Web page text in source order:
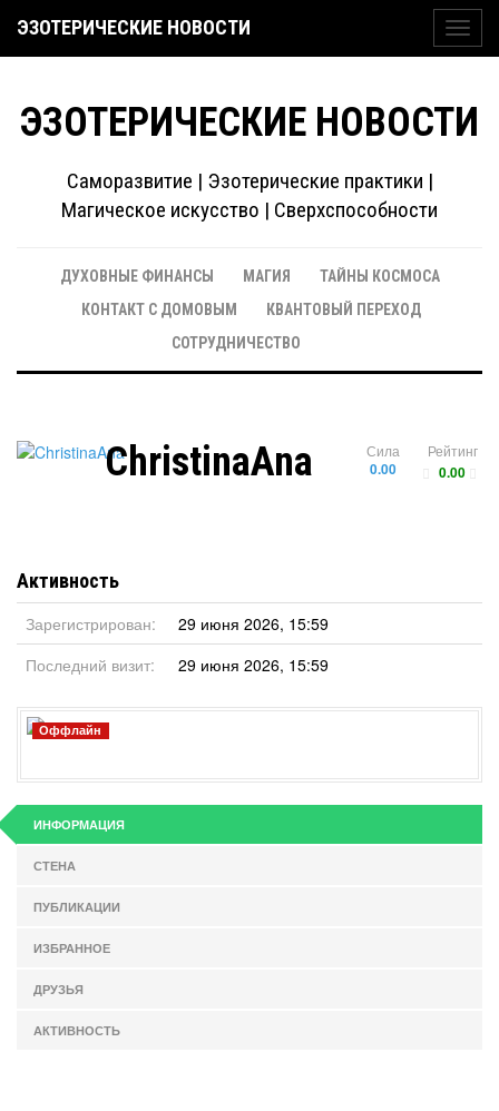
ЭЗОТЕРИЧЕСКИЕ НОВОСТИ
ЭЗОТЕРИЧЕСКИЕ НОВОСТИ
Саморазвитие | Эзотерические практики |
Магическое искусство | Сверхспособности
ДУХОВНЫЕ ФИНАНСЫ МАГИЯ
ТАЙНЫ КОСМОСА
КОНТАКТ С ДОМОВЫМ
КВАНТОВЫЙ ПЕРЕХОД
СОТРУДНИЧЕСТВО
Рейтинг
0.00
Сила
0.00
ChristinaAna
Активность
Зарегистрирован:
29 июня 2026, 15:59
Последний визит:
29 июня 2026, 15:59
Оффлайн
ИНФОРМАЦИЯ
СТЕНА
ПУБЛИКАЦИИ
ИЗБРАННОЕ
ДРУЗЬЯ
АКТИВНОСТЬ